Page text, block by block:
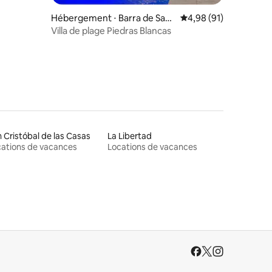
Hébergement ⋅ Barra de Sant
iago
Évaluation moyenne
4,98 (91)
Villa de plage Piedras Blancas
Cristóbal de las Casas
de vacances
La Libertad
Locations de vacances